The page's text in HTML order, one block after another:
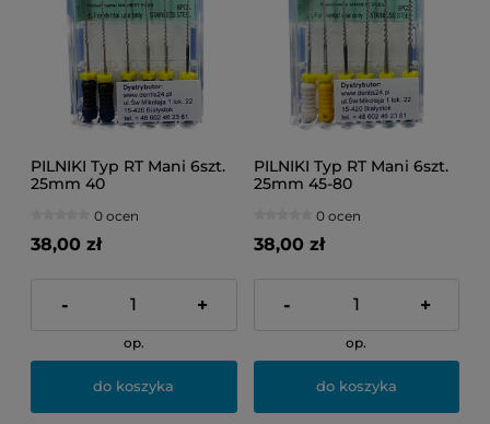
PILNIKI Typ RT Mani 6szt.
25mm 40
0 ocen
38,00 zł
- +
op.
do koszyka
PILNIKI Typ RT Mani 6szt.
25mm 45-80
0 ocen
38,00 zł
- +
op.
do koszyka